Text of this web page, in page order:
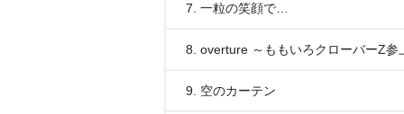
7. 一粒の笑顔で…
8. overture ～ももいろクローバーZ参
9. 空のカーテン